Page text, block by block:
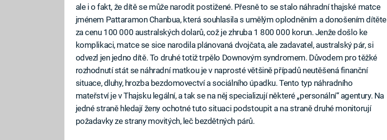
ale i o fakt, že dítě se může narodit postižené. Přesně to se stalo náhradní thajské matce
jménem Pattaramon Chanbua, která souhlasila s umělým oplodněním a donošením dítěte
za cenu 100 000 australských dolarů, což je zhruba 1 800 000 korun. Jenže došlo ke
komplikaci, matce se sice narodila plánovaná dvojčata, ale zadavatel, australský pár, si
odvezl jen jedno dítě. To druhé totiž trpělo Downovým syndromem. Důvodem pro těžké
rozhodnutí stát se náhradní matkou je v naprosté většině případů neutěšená finanční
situace, dluhy, hrozba bezdomovectví a sociálního úpadku. Tento typ náhradního
mateřství je v Thajsku legální, a tak se na něj specializují některé „personální“ agentury. Na
jedné straně hledají ženy ochotné tuto situaci podstoupit a na straně druhé monitorují
požadavky ze strany movitých, leč bezdětných párů.